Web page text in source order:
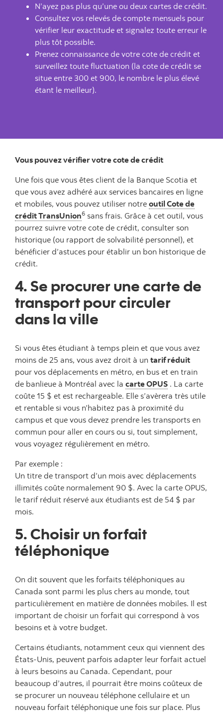
N’ayez pas plus qu’une ou deux cartes de crédit.
Consultez vos relevés de compte mensuels pour
vérifier leur exactitude et signalez toute erreur le
plus tôt possible.
Prenez connaissance de votre cote de crédit et
surveillez toute fluctuation (la cote de crédit se
situe entre 300 et 900, le nombre le plus élevé
étant le meilleur).
Vous pouvez vérifier votre cote de crédit
Une fois que vous êtes client de la Banque Scotia et
que vous avez adhéré aux services bancaires en ligne
et mobiles, vous pouvez utiliser notre outil Cote de
crédit TransUnion6 sans frais. Grâce à cet outil, vous
pourrez suivre votre cote de crédit, consulter son
historique (ou rapport de solvabilité personnel), et
bénéficier d’astuces pour établir un bon historique de
crédit.
4. Se procurer une carte de
transport pour circuler
dans la ville
Si vous êtes étudiant à temps plein et que vous avez
moins de 25 ans, vous avez droit à un tarif réduit
pour vos déplacements en métro, en bus et en train
de banlieue à Montréal avec la carte OPUS . La carte
coûte 15 $ et est rechargeable. Elle s’avèrera très utile
et rentable si vous n’habitez pas à proximité du
campus et que vous devez prendre les transports en
commun pour aller en cours ou si, tout simplement,
vous voyagez régulièrement en métro.
Par exemple :
Un titre de transport d’un mois avec déplacements
illimités coûte normalement 90 $. Avec la carte OPUS,
le tarif réduit réservé aux étudiants est de 54 $ par
mois.
5. Choisir un forfait
téléphonique
On dit souvent que les forfaits téléphoniques au
Canada sont parmi les plus chers au monde, tout
particulièrement en matière de données mobiles. Il est
important de choisir un forfait qui correspond à vos
besoins et à votre budget.
Certains étudiants, notamment ceux qui viennent des
États-Unis, peuvent parfois adapter leur forfait actuel
à leurs besoins au Canada. Cependant, pour
beaucoup d’autres, il pourrait être moins coûteux de
se procurer un nouveau téléphone cellulaire et un
nouveau forfait téléphonique une fois sur place. Plus